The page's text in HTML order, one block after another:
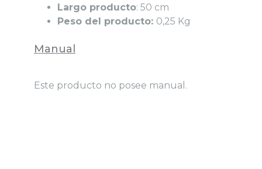
Largo producto: 50 cm
Peso del producto: 0,25 Kg
Manual
Este producto no posee manual.